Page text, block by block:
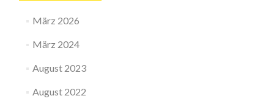
März 2026
März 2024
August 2023
August 2022